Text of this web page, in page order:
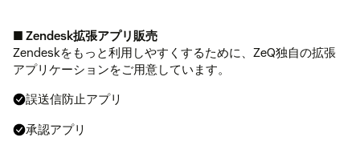
■ Zendesk拡張アプリ販売
Zendeskをもっと利用しやすくするために、ZeQ独自の拡張
アプリケーションをご用意しています。
誤送信防止アプリ
承認アプリ